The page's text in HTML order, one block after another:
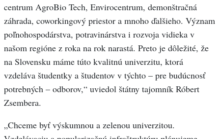
centrum AgroBio Tech, Envirocentrum, demonštračná
záhrada, coworkingový priestor a mnoho ďalšieho. Význam
poľnohospodárstva, potravinárstva i rozvoja vidieka v
našom regióne z roka na rok narastá. Preto je dôležité, že
na Slovensku máme túto kvalitnú univerzitu, ktorá
vzdeláva študentky a študentov v týchto – pre budúcnosť
potrebných – odborov,“ uviedol štátny tajomník Róbert
Zsembera.
„Chceme byť výskumnou a zelenou univerzitou.